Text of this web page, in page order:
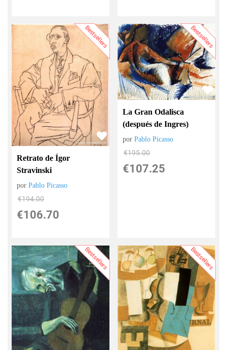
Bestsellers
Retrato de Ígor
Stravinski
porPablo Picasso
€194.00
€106.70
Bestsellers
La Gran Odalisca
(después de Ingres)
porPablo Picasso
€195.00
€107.25
Bestsellers Bestsellers